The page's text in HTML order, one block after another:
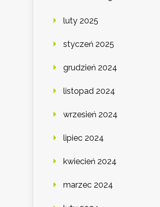
luty 2025
styczeń 2025
grudzień 2024
listopad 2024
wrzesień 2024
lipiec 2024
kwiecień 2024
marzec 2024